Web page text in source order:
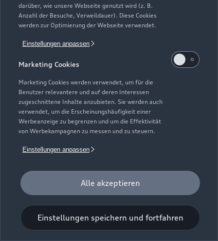
darüber, wie unsere Webseite genutzt wird (z. B.
Anzahl der Besuche, Verweildauer). Diese Cookies
werden zur Optimierung der Webseite verwendet.
Einstellungen anpassen
Marketing Cookies
Marketing Cookies werden verwendet, um für die
Benutzer relevantere und auf deren Interessen
zugeschnittene Inhalte anzubieten. Sie werden auch
verwendet, um die Erscheinungshäufigkeit einer
Werbeanzeige zu begrenzen und um die Effektivität
von Werbekampagnen zu messen und zu steuern.
Einstellungen anpassen
Alle akzeptieren
Einstellungen speichern und fortfahren
Universal-Reinigungstuch
Für einen glänzenden Eindruck.
Zur Audi Shopping World